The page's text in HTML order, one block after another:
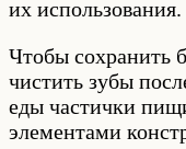
их использования.
Чтобы сохранить
чистить зубы
еды частички
элементами